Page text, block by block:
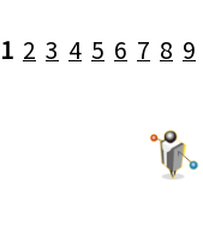
1 2 3 4 5 6 7 8 9